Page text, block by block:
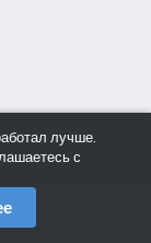
лучше.
с